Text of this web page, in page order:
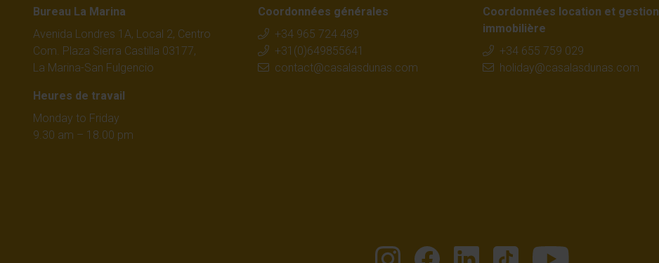
Bureau La Marina
Avenida Londres 1A, Local 2, Centro
Com. Plaza Sierra Castilla 03177,
La Marina-San Fulgencio
Heures de travail
Monday to Friday
9.30 am – 18.00 pm
Coordonnées générales
+34 965 724 489
+31(0)649855641
contact@casalasdunas.com
Coordonnées location et gestion
immobilière
+34 655 759 029
holiday@casalasdunas.com